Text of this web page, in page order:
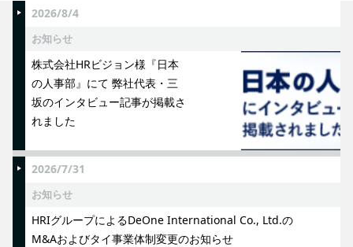
2026/8/4
お知らせ
株式会社HRビジョン様『日本
の人事部』にて 弊社代表・三
坂のインタビュー記事が掲載さ
れました
2026/7/31
お知らせ
HRIグループによるDeOne International Co., Ltd.の
M&Aおよびタイ事業体制変更のお知らせ